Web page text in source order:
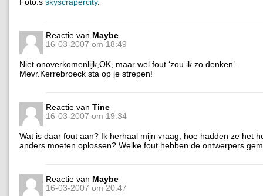
Foto:s skyscrapercity.
Reactie van Maybe
16-03-2007 om 18:49
Niet onoverkomenlijk,OK, maar wel fout ‘zou ik zo denken’.
Mevr.Kerrebroeck sta op je strepen!
Reactie van Tine
16-03-2007 om 19:34
Wat is daar fout aan? Ik herhaal mijn vraag, hoe hadden ze het
anders moeten oplossen? Welke fout hebben de ontwerpers
Reactie van Maybe
16-03-2007 om 20:47